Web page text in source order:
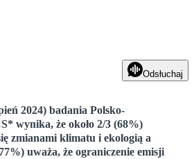
Odsłuchaj
2024) badania Polsko-
wynika, że około 2/3 (68%)
zmianami klimatu i ekologią a
uważa, że ograniczenie emisji